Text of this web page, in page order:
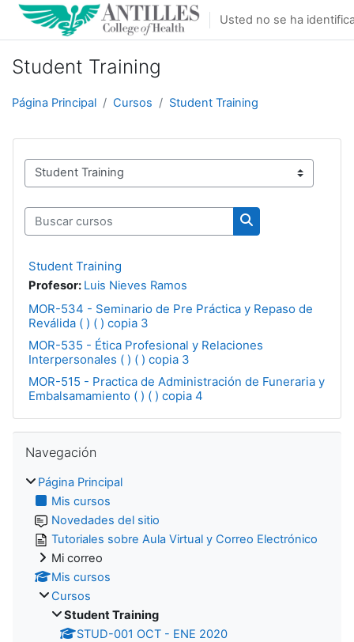
Salta al contenido principal
Usted no se ha
Student Training
Página Principal Cursos Student Training
Categorías
Buscar cursos
Buscar cursos
Student Training
Profesor: Luis Nieves Ramos
MOR-534 - Seminario de Pre Práctica y Repaso de
Reválida ( ) ( ) copia 3
MOR-535 - Ética Profesional y Relaciones
Interpersonales ( ) ( ) copia 3
MOR-515 - Practica de Administración de Funeraria y
Embalsamamiento ( ) ( ) copia 4
Navegación
Página Principal
Mis cursos
Novedades del sitio
Tutoriales sobre Aula Virtual y Correo Electrónico
Mi correo
Mis cursos
Cursos
Student Training
STUD-001 OCT - ENE 2020